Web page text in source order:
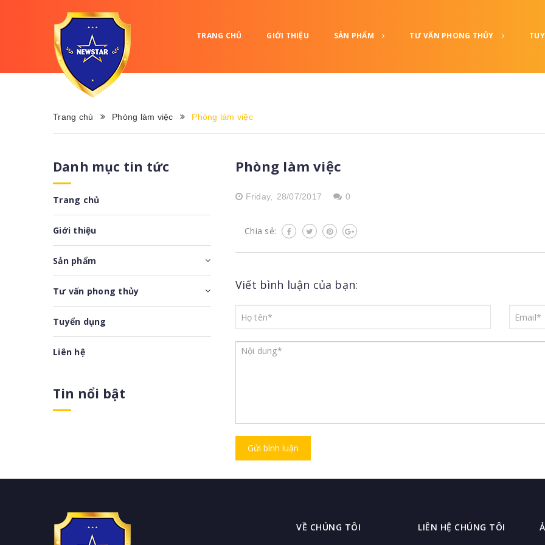
TRANG CHỦ GIỚI THIỆU SẢN PHẨM TƯ VẤN PHONG THỦY
Trang chủ Phòng làm việc Phòng làm việc
Phòng làm việc
Friday, 28/07/2017 0
Chia sẻ:
Viết bình luận của bạn:
Gửi bình luận
Danh mục tin tức
Trang chủ
Giới thiệu
Sản phẩm
Tư vấn phong thủy
Tuyển dụng
Liên hệ
Tin nổi bật
VỀ CHÚNG TÔI LIÊN HỆ CHÚNG TÔI